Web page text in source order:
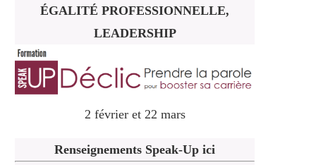
ÉGALITÉ PROFESSIONNELLE,
LEADERSHIP
2 février et 22 mars
Renseignements Speak-Up ici